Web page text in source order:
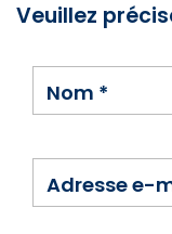
Veuillez
Nom *
Adresse e-